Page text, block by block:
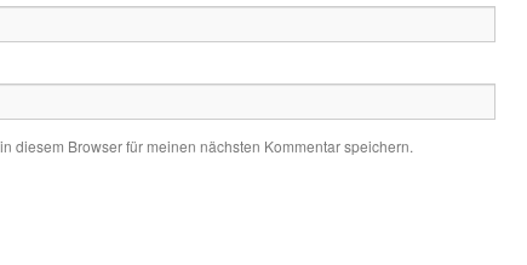
diesem Browser für meinen nächsten Kommentar speichern.